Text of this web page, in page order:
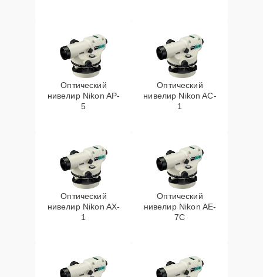
Оптический
нивелир Nikon AP-
5
Оптический
нивелир Nikon AC-
1
Оптический
нивелир Nikon AX-
1
Оптический
нивелир Nikon AE-
7C